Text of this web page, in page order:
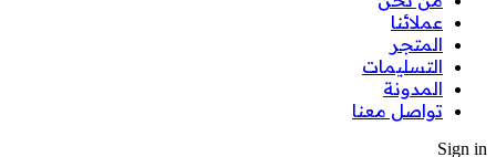
عملائنا
المتجر
التسليمات
المدونة
تواصل معنا
Sign in